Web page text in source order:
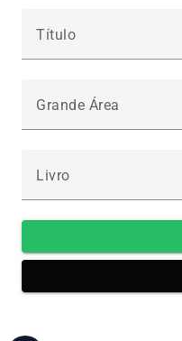
Título
Grande Área
Livro